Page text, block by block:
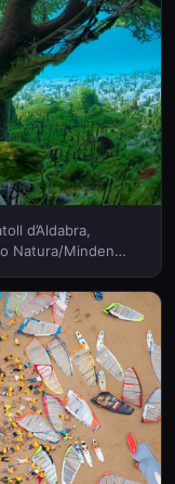
d’Aldabra,
Natura/Minden